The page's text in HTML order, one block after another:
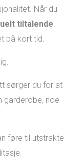
Når du
tiltalende.
på kort tid.
sørger du for at
garderobe, noe
føre til utstrakte